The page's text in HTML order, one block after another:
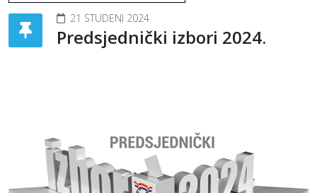
21 STUDENI 2024
Predsjednički izbori 2024.